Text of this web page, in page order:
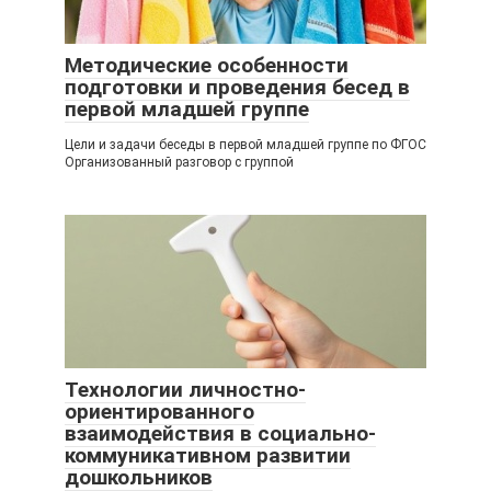
Методические особенности
подготовки и проведения бесед в
первой младшей группе
Цели и задачи беседы в первой младшей группе по ФГОС
Организованный разговор с группой
Технологии личностно-
ориентированного
взаимодействия в социально-
коммуникативном развитии
дошкольников